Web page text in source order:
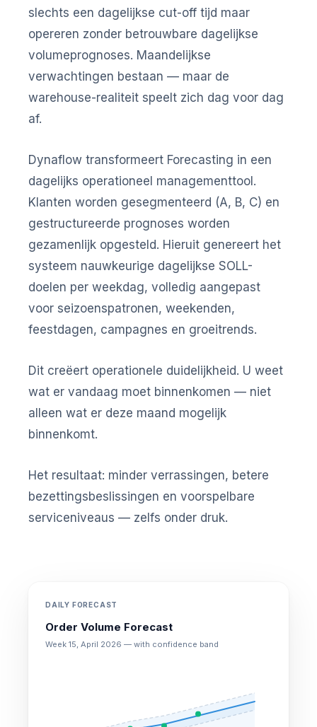
slechts een dagelijkse cut-off tijd maar
opereren zonder betrouwbare dagelijkse
volumeprognoses. Maandelijkse
verwachtingen bestaan — maar de
warehouse-realiteit speelt zich dag voor dag
af.
Dynaflow transformeert Forecasting in een
dagelijks operationeel managementtool.
Klanten worden gesegmenteerd (A, B, C) en
gestructureerde prognoses worden
gezamenlijk opgesteld. Hieruit genereert het
systeem nauwkeurige dagelijkse SOLL-
doelen per weekdag, volledig aangepast
voor seizoenspatronen, weekenden,
feestdagen, campagnes en groeitrends.
Dit creëert operationele duidelijkheid. U weet
wat er vandaag moet binnenkomen — niet
alleen wat er deze maand mogelijk
binnenkomt.
Het resultaat: minder verrassingen, betere
bezettingsbeslissingen en voorspelbare
serviceniveaus — zelfs onder druk.
DAILY FORECAST
Order Volume Forecast
Week 15, April 2026 — with confidence band